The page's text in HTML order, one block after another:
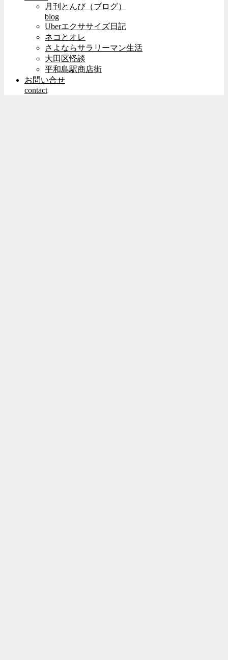
月刊とんび（ブログ）
blog
Uberエクササイズ日記
ネコとオレ
さよならサラリーマン生活
大田区怪談
平和島駅商店街
お問い合せ
contact